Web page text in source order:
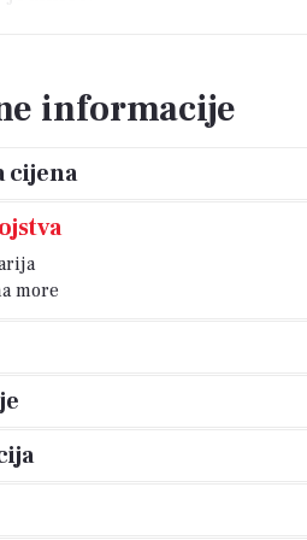
udaljenost pješćane plaže na
informacije
cijena
more